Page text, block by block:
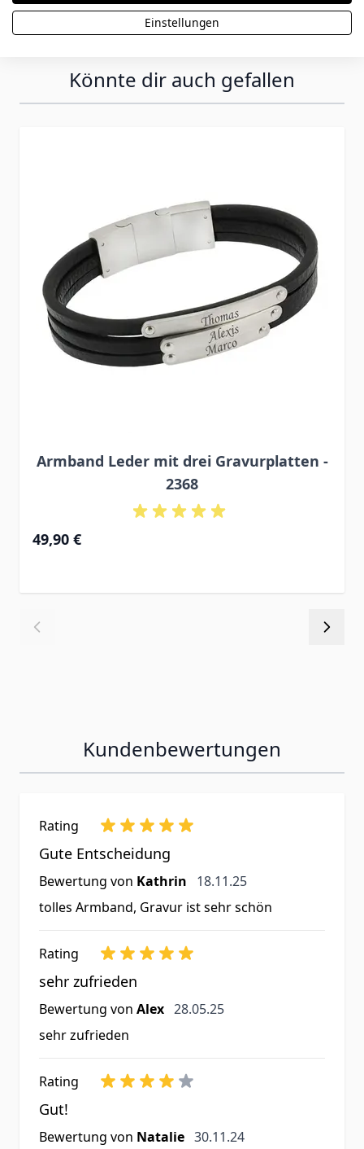
Könnte dir auch gefallen
Armband Leder mit drei Gravurplatten -
2368
49,90 €
Kundenbewertungen
Rating
Gute Entscheidung
Bewertung von Kathrin 18. November 2025
18.11.25
tolles Armband, Gravur ist sehr schön
Rating
sehr zufrieden
Bewertung von Alex 28. Mai 2025
28.05.25
sehr zufrieden
Rating
Gut!
Bewertung von Natalie 30. November 2024
30.11.24
Einstellungen